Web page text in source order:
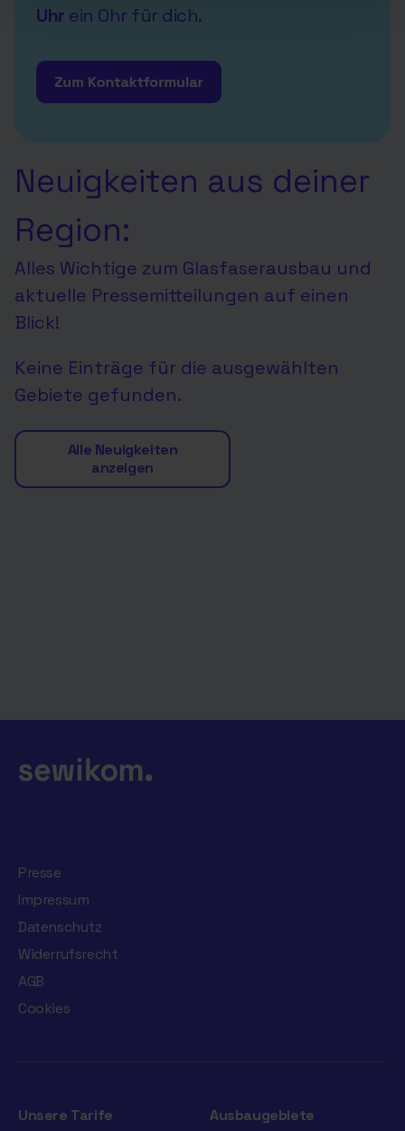
Uhr ein Ohr für dich.
Neuigkeiten aus deiner
Region:
Alles Wichtige zum Glasfaserausbau und
aktuelle Pressemitteilungen auf einen
Blick!
Keine Einträge für die ausgewählten
Gebiete gefunden.
Alle Neuigkeiten
anzeigen
Presse
Impressum
Datenschutz
Widerrufsrecht
AGB
Cookies
Unsere Tarife
Ausbaugebiete